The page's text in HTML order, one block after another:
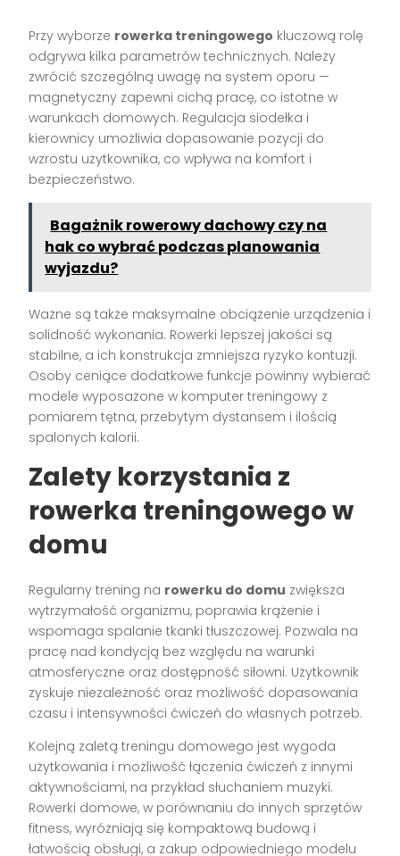
Przy wyborze rowerka treningowego kluczową rolę
odgrywa kilka parametrów technicznych. Należy
zwrócić szczególną uwagę na system oporu —
magnetyczny zapewni cichą pracę, co istotne w
warunkach domowych. Regulacja siodełka i
kierownicy umożliwia dopasowanie pozycji do
wzrostu użytkownika, co wpływa na komfort i
bezpieczeństwo.
Bagażnik rowerowy dachowy czy na
hak co wybrać podczas planowania
wyjazdu?
Ważne są także maksymalne obciążenie urządzenia i
solidność wykonania. Rowerki lepszej jakości są
stabilne, a ich konstrukcja zmniejsza ryzyko kontuzji.
Osoby ceniące dodatkowe funkcje powinny wybierać
modele wyposażone w komputer treningowy z
pomiarem tętna, przebytym dystansem i ilością
spalonych kalorii.
Zalety korzystania z
rowerka treningowego w
domu
Regularny trening na rowerku do domu zwiększa
wytrzymałość organizmu, poprawia krążenie i
wspomaga spalanie tkanki tłuszczowej. Pozwala na
pracę nad kondycją bez względu na warunki
atmosferyczne oraz dostępność siłowni. Użytkownik
zyskuje niezależność oraz możliwość dopasowania
czasu i intensywności ćwiczeń do własnych potrzeb.
Kolejną zaletą treningu domowego jest wygoda
użytkowania i możliwość łączenia ćwiczeń z innymi
aktywnościami, na przykład słuchaniem muzyki.
Rowerki domowe, w porównaniu do innych sprzętów
fitness, wyróżniają się kompaktową budową i
łatwością obsługi, a zakup odpowiedniego modelu